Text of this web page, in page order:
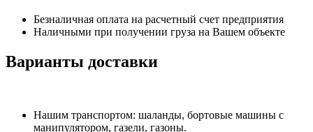
Безналичная оплата на расчетный счет предприятия
Наличными при получении груза на Вашем объекте
Варианты доставки
Нашим транспортом: шаланды, бортовые машины с
манипулятором, газели, газоны.